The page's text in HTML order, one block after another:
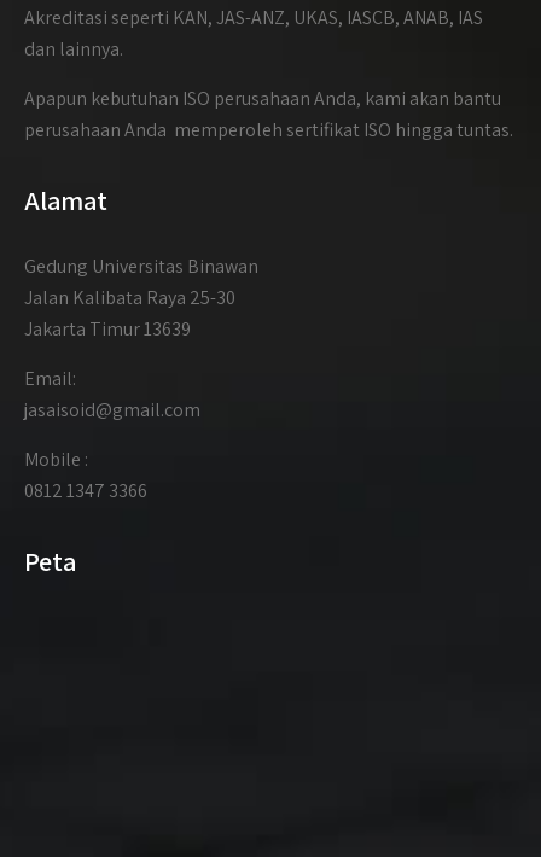
Akreditasi seperti KAN, JAS-ANZ, UKAS, IASCB, ANAB, IAS
dan lainnya.
Apapun kebutuhan ISO perusahaan Anda, kami akan bantu
perusahaan Anda memperoleh sertifikat ISO hingga tuntas.
Alamat
Gedung Universitas Binawan
Jalan Kalibata Raya 25-30
Jakarta Timur 13639
Email:
jasaisoid@gmail.com
Mobile :
0812 1347 3366
Peta